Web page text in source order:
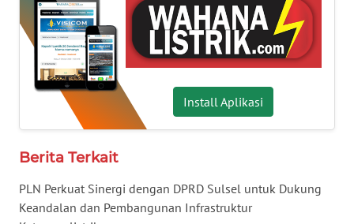
Install Aplikasi
Berita Terkait
PLN Perkuat Sinergi dengan DPRD Sulsel untuk Dukung
Keandalan dan Pembangunan Infrastruktur
KALBAR
WN
KALTENG
KALTARA
KALSEL